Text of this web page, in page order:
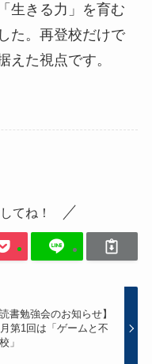
生きる力」を育む
た。再登校だけで
えた視点です。
てね！
読書勉強会のお知らせ】
第1回は「ゲームと不
」